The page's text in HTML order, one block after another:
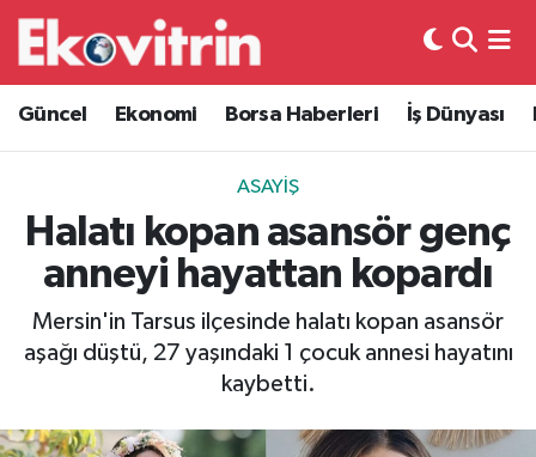
Güncel Ekonomi Borsa Haberleri İş Dünyası
ASAYIŞ
Halatı kopan asansör genç
anneyi hayattan kopardı
Mersin'in Tarsus ilçesinde halatı kopan asansör
aşağı düştü, 27 yaşındaki 1 çocuk annesi hayatını
kaybetti.
Güncel
Ekonomi
Borsa Haberleri
İş Dünyası
Lojistik
Hava Durumu
Trafik Durumu
Süper Lig Puan Durumu ve Fikstür
Tüm Manşetler
Son Dakika Haberleri